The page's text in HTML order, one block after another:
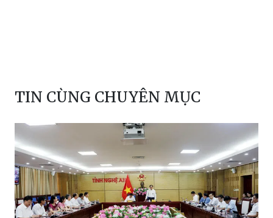
TIN CÙNG CHUYÊN MỤC